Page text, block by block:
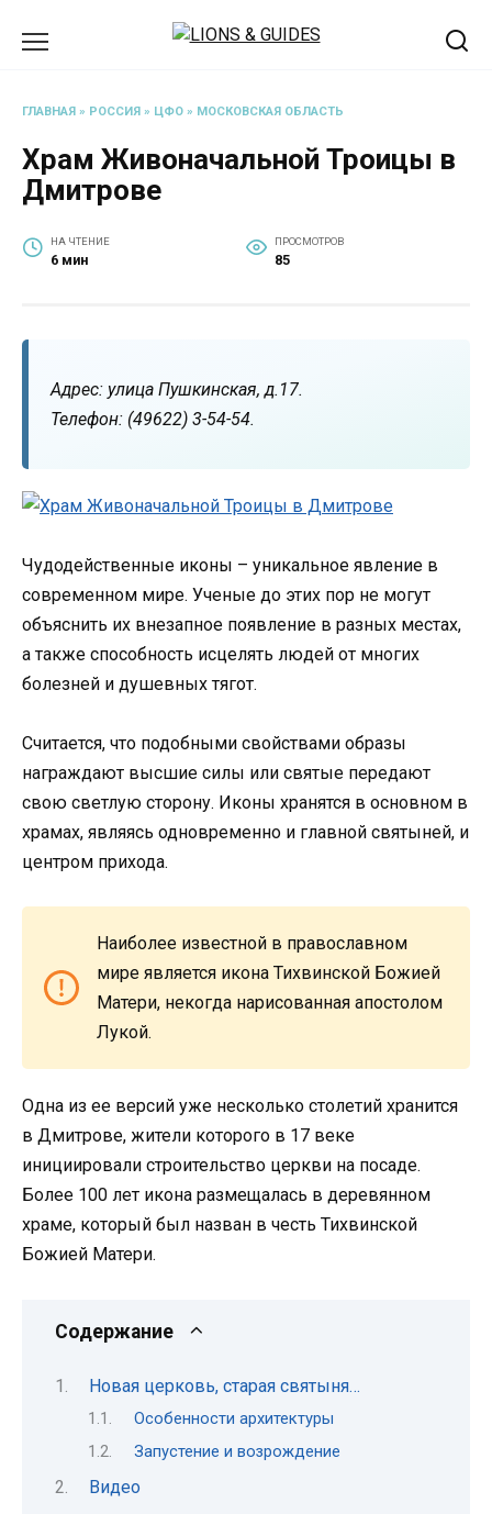
ГЛАВНАЯ » РОССИЯ » ЦФО » МОСКОВСКАЯ ОБЛАСТЬ
Храм Живоначальной Троицы в
Дмитрове
НА ЧТЕНИЕ
6 мин
ПРОСМОТРОВ
85
Адрес: улица Пушкинская, д.17.
Телефон: (49622) 3-54-54.
Чудодейственные иконы – уникальное явление в
современном мире. Ученые до этих пор не могут
объяснить их внезапное появление в разных местах,
а также способность исцелять людей от многих
болезней и душевных тягот.
Считается, что подобными свойствами образы
награждают высшие силы или святые передают
свою светлую сторону. Иконы хранятся в основном в
храмах, являясь одновременно и главной святыней, и
центром прихода.
Наиболее известной в православном
мире является икона Тихвинской Божией
Матери, некогда нарисованная апостолом
Лукой.
Одна из ее версий уже несколько столетий хранится
в Дмитрове, жители которого в 17 веке
инициировали строительство церкви на посаде.
Более 100 лет икона размещалась в деревянном
храме, который был назван в честь Тихвинской
Божией Матери.
Содержание
Новая церковь, старая святыня…
Особенности архитектуры
Запустение и возрождение
Видео